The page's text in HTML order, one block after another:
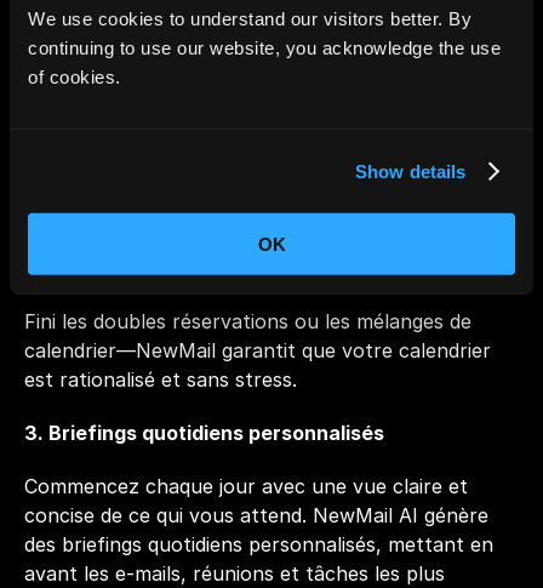
We use cookies to understand our visitors better. By
continuing to use our website, you acknowledge the use
of cookies.
Show details
OK
de NewMail peut :
• Programmer automatiquement des réunions
Synchroniser entre les plateformes
que tous vos événements sont au même endroit.
Fini les doubles réservations ou les mélanges de
calendrier—NewMail garantit que votre calendrier
est rationalisé et sans stress.
3. Briefings quotidiens personnalisés
Commencez chaque jour avec une vue claire et
concise de ce qui vous attend. NewMail AI génère
des briefings quotidiens personnalisés, mettant en
avant les e-mails, réunions et tâches les plus